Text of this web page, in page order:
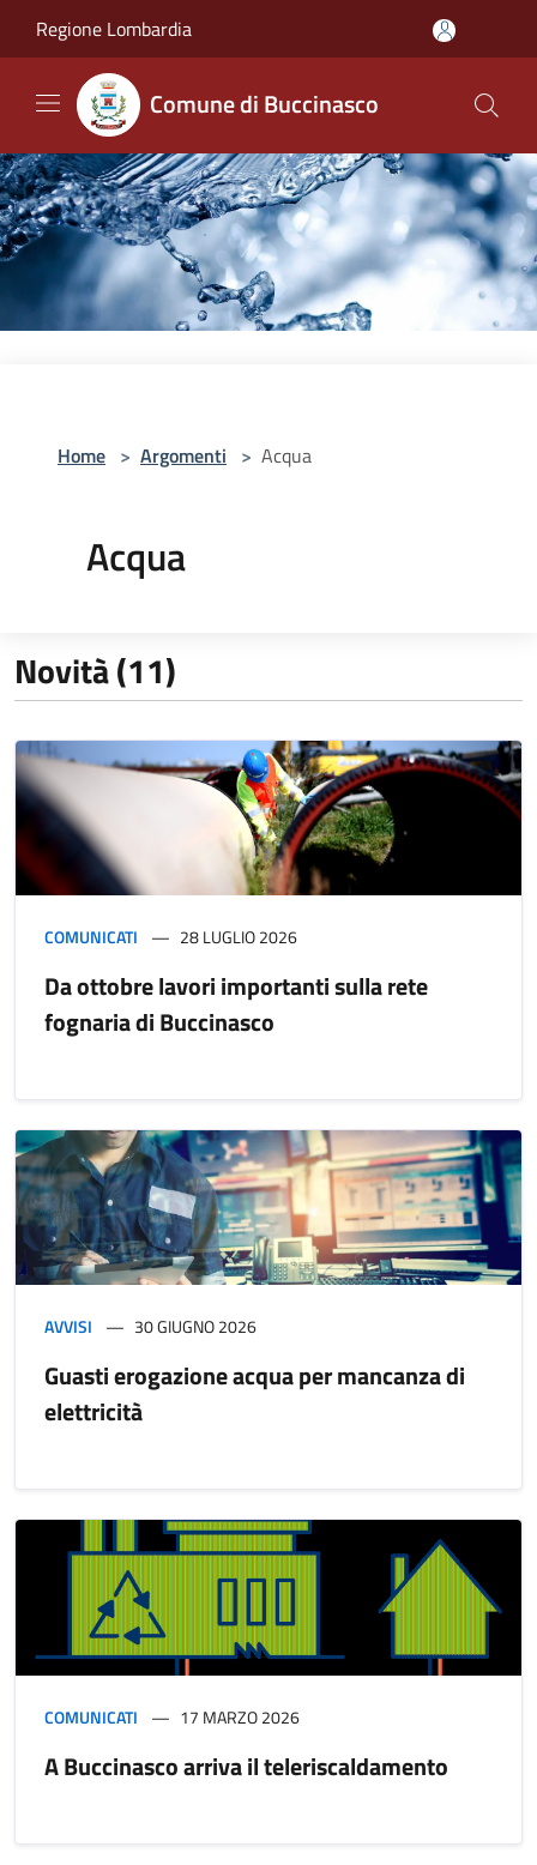
Regione Lombardia
Comune di Buccinasco
Home > Argomenti > Acqua
Acqua
Novità (11)
COMUNICATI 28 LUGLIO 2026
Da ottobre lavori importanti sulla rete
fognaria di Buccinasco
AVVISI 30 GIUGNO 2026
Guasti erogazione acqua per mancanza di
elettricità
COMUNICATI 17 MARZO 2026
A Buccinasco arriva il teleriscaldamento